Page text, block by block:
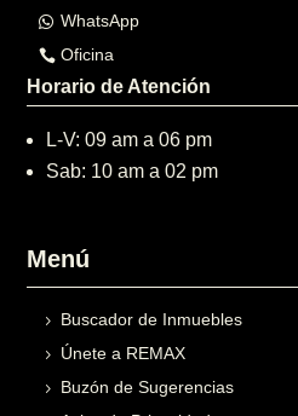
WhatsApp
Oficina
Horario de Atención
L-V: 09 am a 06 pm
Sab: 10 am a 02 pm
Menú
Buscador de Inmuebles
Únete a REMAX
Buzón de Sugerencias